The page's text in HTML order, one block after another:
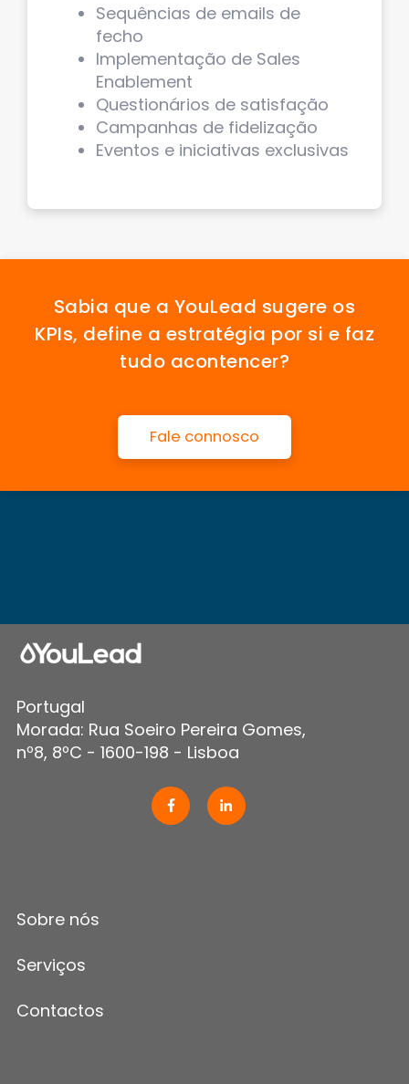
Sequências de emails de
fecho
Implementação de Sales
Enablement
Questionários de satisfação
Campanhas de fidelização
Eventos e iniciativas exclusivas
Sabia que a YouLead sugere os
KPIs, define a estratégia por si e faz
tudo acontencer?
Fale connosco
Portugal
Morada: Rua Soeiro Pereira Gomes,
nº8, 8ºC - 1600-198 - Lisboa
Sobre nós
Serviços
Contactos